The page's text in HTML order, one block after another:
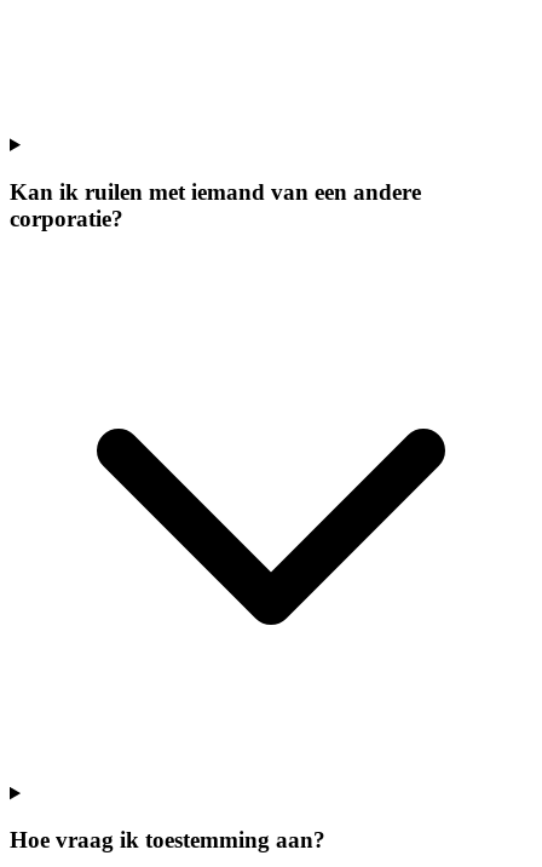
Kan ik ruilen met iemand van een andere
corporatie?
Hoe vraag ik toestemming aan?